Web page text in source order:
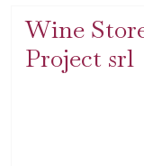
Wine
Project srl